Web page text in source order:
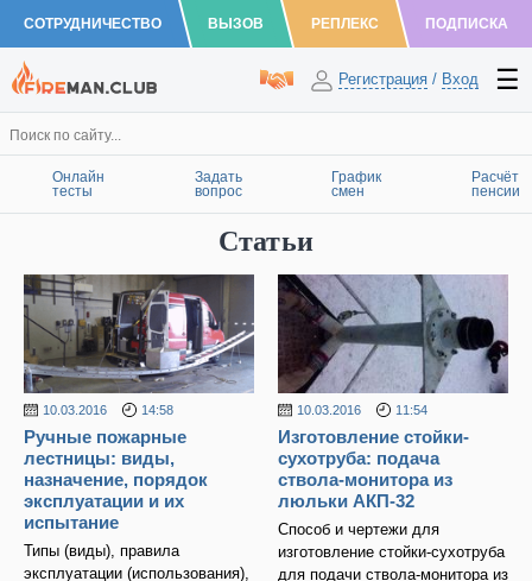
СОТРУДНИЧЕСТВО ВЫЗОВ РЕПЛЕКС ПОДПИСКА
Регистрация / Вход
Онлайн
тесты
Задать
вопрос
График
смен
Расчёт
пенсии
Статьи
10.03.2016 14:58
Ручные пожарные
лестницы: виды,
назначение, порядок
эксплуатации и их
испытание
Типы (виды), правила
эксплуатации (использования),
10.03.2016 11:54
Изготовление стойки-
сухотруба: подача
ствола-монитора из
люльки АКП-32
Способ и чертежи для
изготовление стойки-сухотруба
для подачи ствола-монитора из